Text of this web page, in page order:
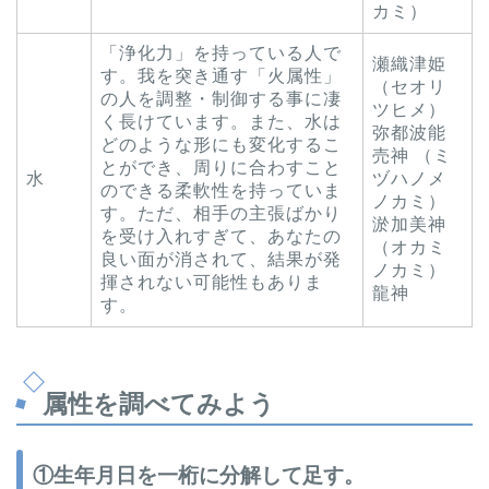
カミ）
水
「浄化力」を持っている人で
す。我を突き通す「火属性」
の人を調整・制御する事に凄
く長けています。また、水は
どのような形にも変化するこ
とができ、周りに合わすこと
のできる柔軟性を持っていま
す。ただ、相手の主張ばかり
を受け入れすぎて、あなたの
良い面が消されて、結果が発
揮されない可能性もありま
す。
瀬織津姫
（セオリ
ツヒメ）
弥都波能
売神 （ミ
ヅハノメ
ノカミ）
淤加美神
（オカミ
ノカミ）
龍神
属性を調べてみよう
①生年月日を一桁に分解して足す。